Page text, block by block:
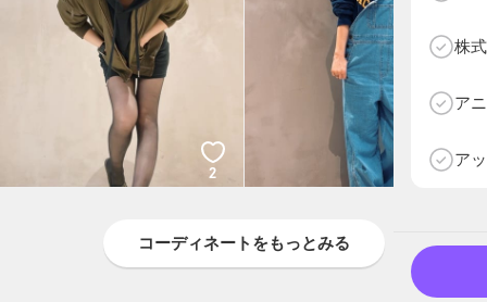
株
ア
ア
2 2
コーディネートをもっとみる